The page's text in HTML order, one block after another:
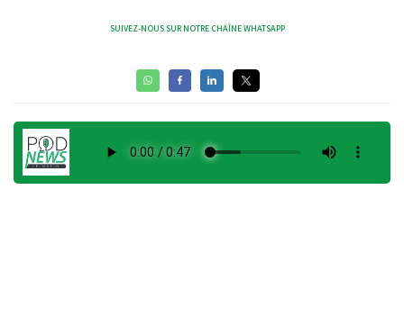
SUIVEZ-NOUS SUR NOTRE CHAÎNE WHATSAPP